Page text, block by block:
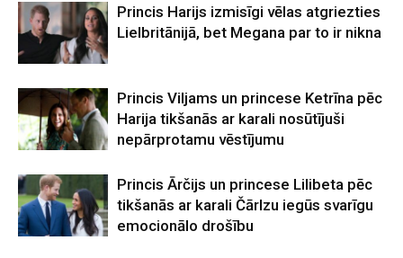
Princis Harijs izmisīgi vēlas atgriezties
Lielbritānijā, bet Megana par to ir nikna
Princis Viljams un princese Ketrīna pēc
Harija tikšanās ar karali nosūtījuši
nepārprotamu vēstījumu
Princis Ārčijs un princese Lilibeta pēc
tikšanās ar karali Čārlzu iegūs svarīgu
emocionālo drošību